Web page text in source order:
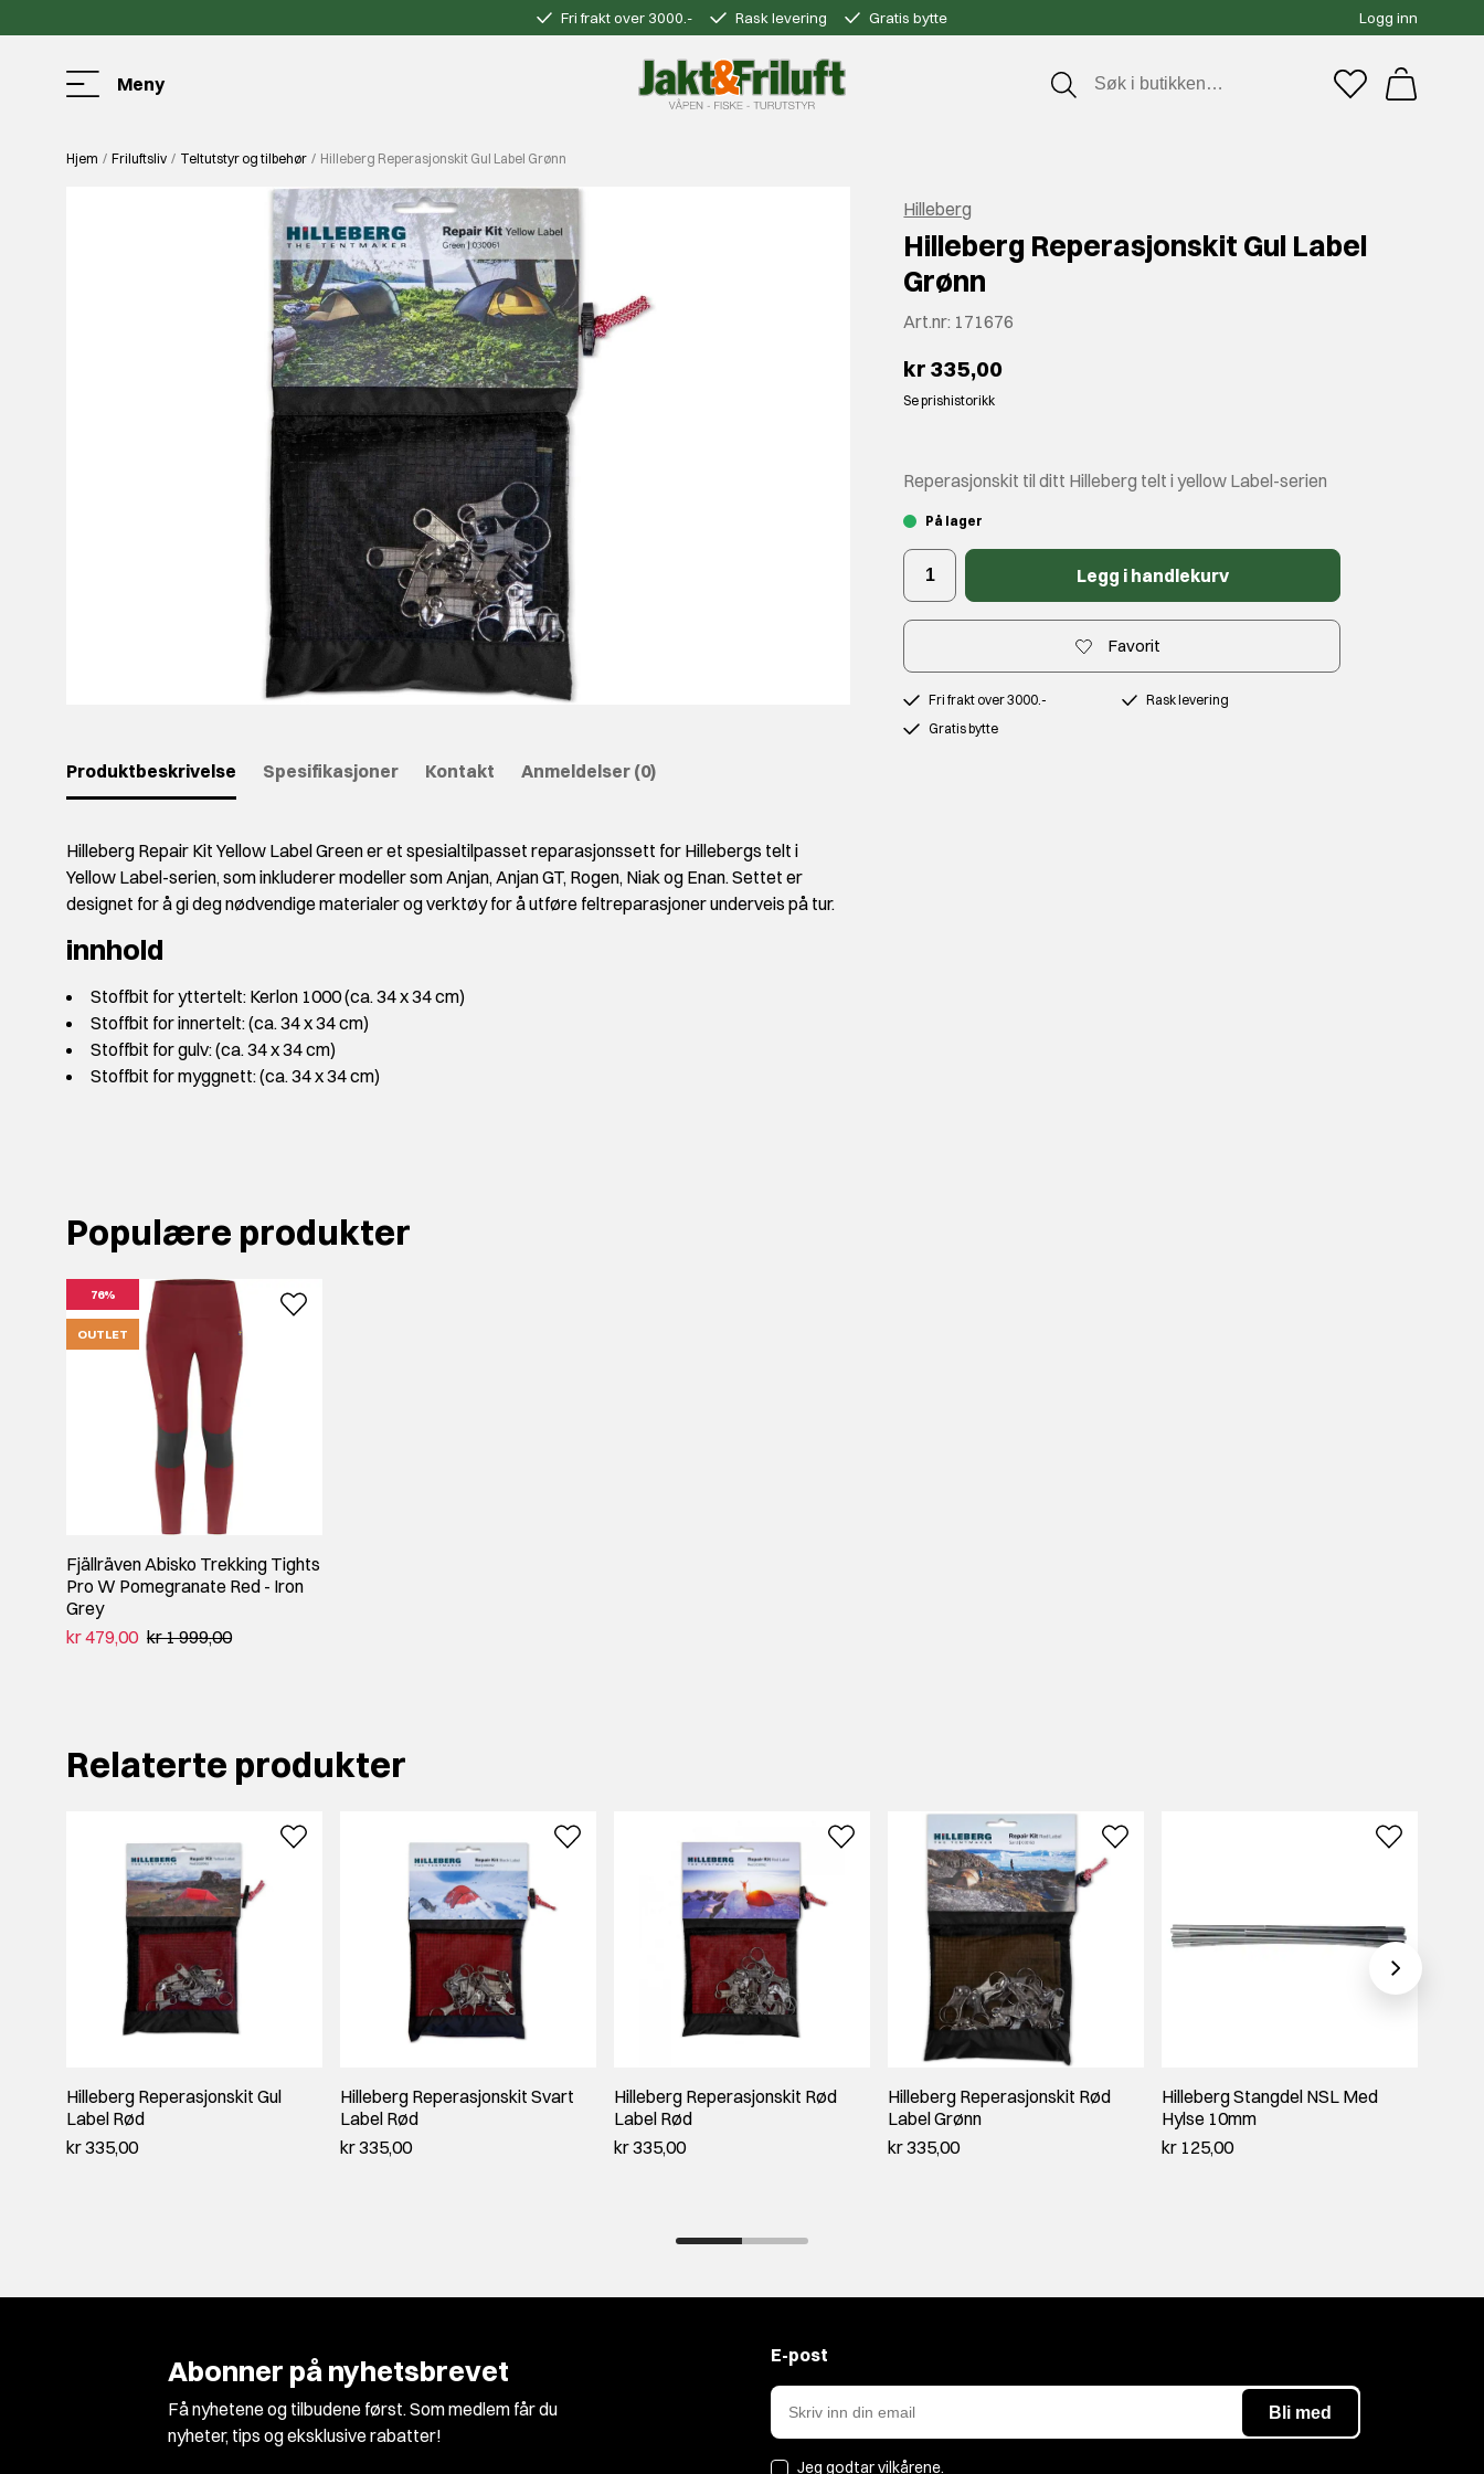
Fri frakt over 3000.- Rask levering Gratis bytte Logg inn
Meny
Hjem Friluftsliv Teltutstyr og tilbehør Hilleberg Reperasjonskit Gul Label Grønn
Produktbeskrivelse Spesifikasjoner Kontakt Anmeldelser (0)
Hilleberg Repair Kit Yellow Label Green er et spesialtilpasset reparasjonssett for Hillebergs telt i
Yellow Label-serien, som inkluderer modeller som Anjan, Anjan GT, Rogen, Niak og Enan. Settet er
designet for å gi deg nødvendige materialer og verktøy for å utføre feltreparasjoner underveis på tur.
innhold
Stoffbit for yttertelt: Kerlon 1000 (ca. 34 x 34 cm)
Stoffbit for innertelt: (ca. 34 x 34 cm)
Stoffbit for gulv: (ca. 34 x 34 cm)
Stoffbit for myggnett: (ca. 34 x 34 cm)
Hilleberg
Hilleberg Reperasjonskit Gul Label
Grønn
Art.nr: 171676
kr 335,00
Se prishistorikk
Reperasjonskit til ditt Hilleberg telt i yellow Label-serien
På lager
Legg i handlekurv
Favorit
Fri frakt over 3000.-
Rask levering
Gratis bytte
Populære produkter
76%
OUTLET
Fjällräven Abisko Trekking Tights
Pro W Pomegranate Red - Iron
Grey
kr 479,00 kr 1 999,00
Relaterte produkter
Hilleberg Reperasjonskit Gul
Label Rød
kr 335,00
Hilleberg Reperasjonskit Svart
Label Rød
kr 335,00
Hilleberg Reperasjonskit Rød
Label Rød
kr 335,00
Hilleberg Reperasjonskit Rød
Label Grønn
kr 335,00
Hilleberg Stangdel NSL Med
Hylse 10mm
kr 125,00
Abonner på nyhetsbrevet
Få nyhetene og tilbudene først. Som medlem får du
nyheter, tips og eksklusive rabatter!
E-post
Jeg godtarvilkårene.